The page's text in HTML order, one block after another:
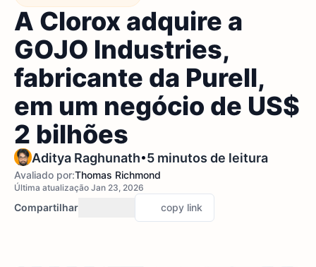
A Clorox adquire a
GOJO Industries,
fabricante da Purell,
em um negócio de US$
2 bilhões
Aditya Raghunath•5 minutos de leitura
Avaliado por:Thomas Richmond
Última atualização Jan 23, 2026
Compartilhar copy link